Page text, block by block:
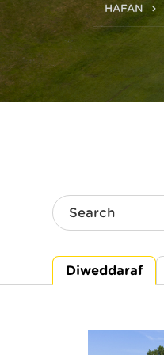
HAFAN
Search
Diweddaraf